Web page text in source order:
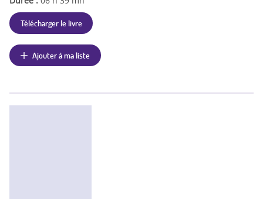
Télécharger le livre
Ajouter à ma liste